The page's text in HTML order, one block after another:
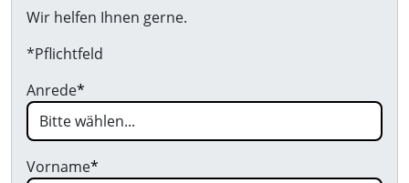
Wir helfen Ihnen gerne.
*Pflichtfeld
Anrede*
Vorname*